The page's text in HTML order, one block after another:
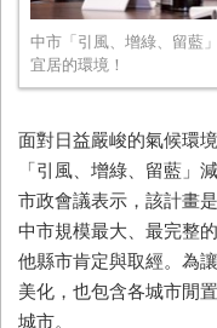
中市「引風、增綠、留藍
宜居的環境！
面對日益嚴峻的氣候環
「引風、增綠、留藍」
市政會議表示，該計畫
中市規模最大、最完整
他縣市肯定與取經。為
美化，也包含各城市閒
城市。